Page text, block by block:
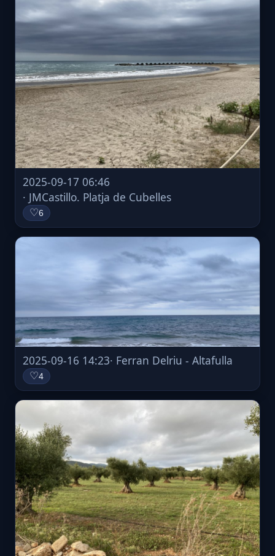
2025-09-17 06:46
· JMCastillo. Platja de Cubelles
♡6
2025-09-16 14:23· Ferran Delriu - Altafulla
♡4